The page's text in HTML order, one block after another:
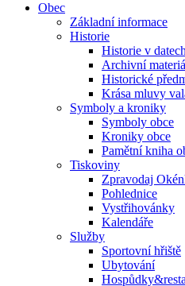
Obec
Základní informace
Historie
Historie v datech
Archivní
Historické
Krása mluvy
Symboly a kroniky
Symboly obce
Kroniky obce
Pamětní kniha
Tiskoviny
Zpravodaj
Pohlednice
Vystřihovánky
Kalendáře
Služby
Sportovní hřiště
Ubytování